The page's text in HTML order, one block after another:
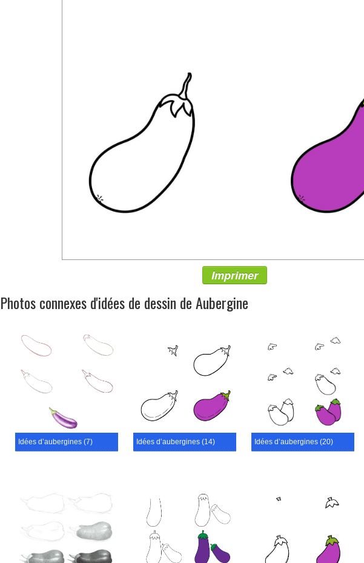
Imprimer
Photos connexes d'idées de dessin de Aubergine
Idées d’aubergines (7) Idées d’aubergines (14) Idées d’aubergines (20)